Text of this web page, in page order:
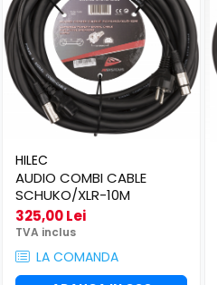
HILEC
AUDIO COMBI CABLE
SCHUKO/XLR-10M
325,00 Lei
TVA inclus
LA COMANDA